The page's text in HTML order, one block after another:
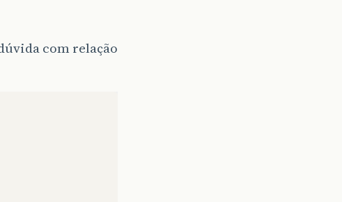
com relação